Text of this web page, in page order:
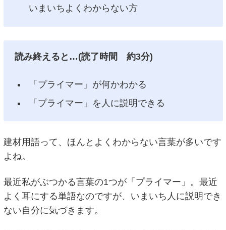
いまいちよくわからない方
読み終えると…(読了時間 約3分)
「プライマー」が何かわかる
「プライマー」を人に説明できる
建材用語って、ほんとよくわからない言葉が多いです
よね。
最近私がぶつかる言葉の1つが「プライマー」。最近
よく耳にする単語なのですが、いまいち人に説明でき
ない自分に気づきます。